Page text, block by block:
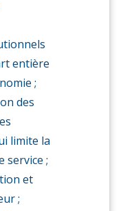
entière
;
des
limite la
service ;
et
;